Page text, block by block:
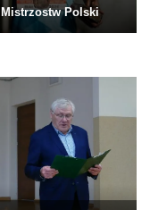
Polski